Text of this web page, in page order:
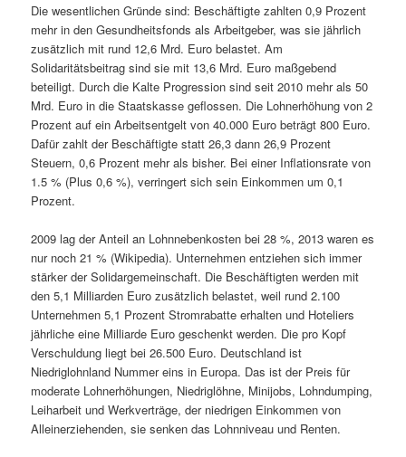
Die wesentlichen Gründe sind: Beschäftigte zahlten 0,9 Prozent
mehr in den Gesundheitsfonds als Arbeitgeber, was sie jährlich
zusätzlich mit rund 12,6 Mrd. Euro belastet. Am
Solidaritätsbeitrag sind sie mit 13,6 Mrd. Euro maßgebend
beteiligt. Durch die Kalte Progression sind seit 2010 mehr als 50
Mrd. Euro in die Staatskasse geflossen. Die Lohnerhöhung von 2
Prozent auf ein Arbeitsentgelt von 40.000 Euro beträgt 800 Euro.
Dafür zahlt der Beschäftigte statt 26,3 dann 26,9 Prozent
Steuern, 0,6 Prozent mehr als bisher. Bei einer Inflationsrate von
1.5 % (Plus 0,6 %), verringert sich sein Einkommen um 0,1
Prozent.
2009 lag der Anteil an Lohnnebenkosten bei 28 %, 2013 waren es
nur noch 21 % (Wikipedia). Unternehmen entziehen sich immer
stärker der Solidargemeinschaft. Die Beschäftigten werden mit
den 5,1 Milliarden Euro zusätzlich belastet, weil rund 2.100
Unternehmen 5,1 Prozent Stromrabatte erhalten und Hoteliers
jährliche eine Milliarde Euro geschenkt werden. Die pro Kopf
Verschuldung liegt bei 26.500 Euro. Deutschland ist
Niedriglohnland Nummer eins in Europa. Das ist der Preis für
moderate Lohnerhöhungen, Niedriglöhne, Minijobs, Lohndumping,
Leiharbeit und Werkverträge, der niedrigen Einkommen von
Alleinerziehenden, sie senken das Lohnniveau und Renten.